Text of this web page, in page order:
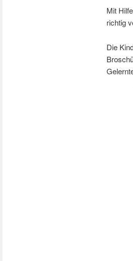
Mit
richtig
Die